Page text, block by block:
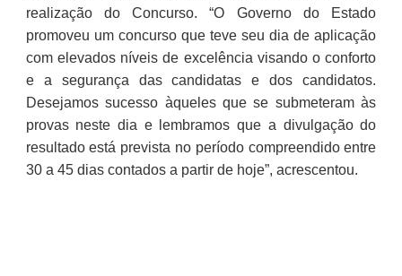
realização do Concurso. “O Governo do Estado
promoveu um concurso que teve seu dia de aplicação
com elevados níveis de excelência visando o conforto
e a segurança das candidatas e dos candidatos.
Desejamos sucesso àqueles que se submeteram às
provas neste dia e lembramos que a divulgação do
resultado está prevista no período compreendido entre
30 a 45 dias contados a partir de hoje”, acrescentou.